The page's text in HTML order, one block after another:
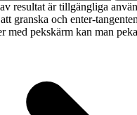
resultat är tillgängliga
granska och enter-
med pekskärm kan man